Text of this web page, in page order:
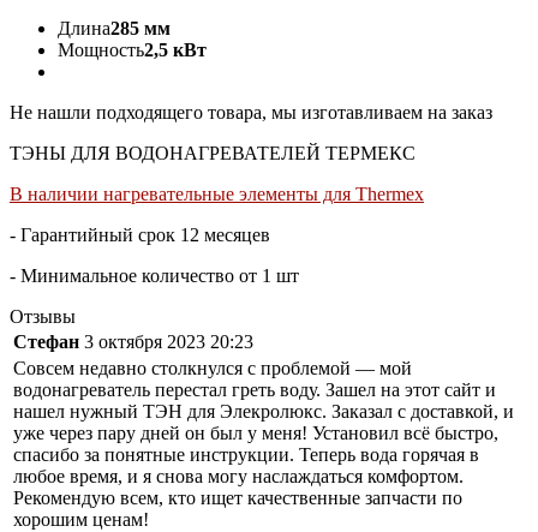
Длина285 мм
Мощность2,5 кВт
Не нашли подходящего товара, мы изготавливаем на заказ
ТЭНЫ ДЛЯ ВОДОНАГРЕВАТЕЛЕЙ ТЕРМЕКС
В наличии нагревательные элементы для Thermex
- Гарантийный срок 12 месяцев
- Минимальное количество от 1 шт
Отзывы
Стефан 3 октября 2023 20:23
Совсем недавно столкнулся с проблемой — мой
водонагреватель перестал греть воду. Зашел на этот сайт и
нашел нужный ТЭН для Элекролюкс. Заказал с доставкой, и
уже через пару дней он был у меня! Установил всё быстро,
спасибо за понятные инструкции. Теперь вода горячая в
любое время, и я снова могу наслаждаться комфортом.
Рекомендую всем, кто ищет качественные запчасти по
хорошим ценам!